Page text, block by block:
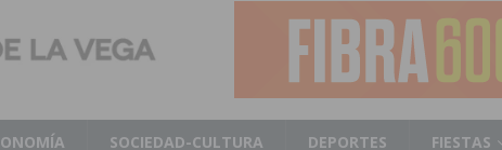
SOCIEDAD-CULTURA DEPORTES FIESTAS